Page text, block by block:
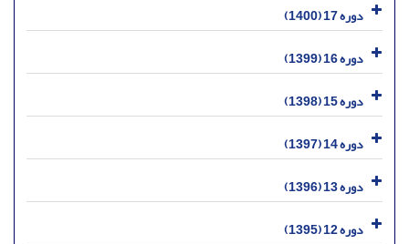
دوره 17 (1400)
دوره 16 (1399)
دوره 15 (1398)
دوره 14 (1397)
دوره 13 (1396)
دوره 12 (1395)